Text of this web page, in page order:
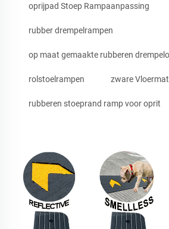
oprijpad Stoep Rampaanpassing
rubber drempelrampen
op maat gemaakte rubberen
rolstoelrampen zware
rubberen stoeprand ramp voor oprit